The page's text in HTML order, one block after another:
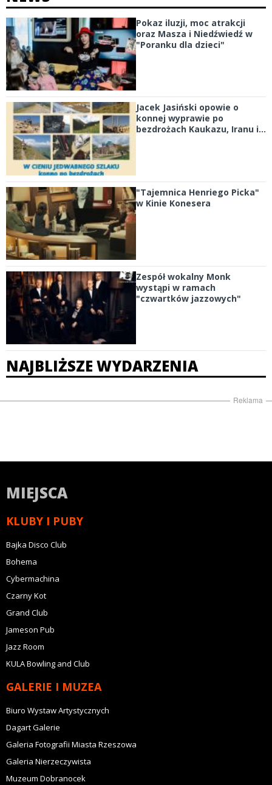
Pokaz iluzji, moc atrakcji
oraz Masza i Niedźwiedź w
"Poranku dla dzieci"
Jacek Jasiński opowie o
konnej wyprawie po
bezdrożach Kaukazu, Iranu i...
"Tajemnica Henriego Picka"
w Kinie Konesera
Zespół wokalny Monk
wystąpi w ramach
"czwartków jazzowych"
NAJBLIŻSZE WYDARZENIA
Reklama
MIEJSCA
KLUBY I PUBY
Bajka Disco Club
Bohema
Cybermachina
Czarny Kot
Grand Club
Jameson Pub
Jazz Room
KULA Bowling and Club
GALERIE I MUZEA
Biuro Wystaw Artystycznych
Dagart Galerie
Galeria Fotografii Miasta Rzeszowa
Galeria Nierzeczywista
Muzeum Dobranocek